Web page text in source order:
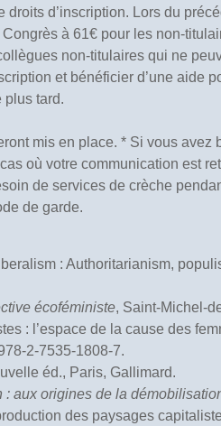
d’inscription. Lors du
à 61€ pour les non-
non-titulaires qui ne
et bénéficier d’une aide
plus tard.
mis en place. * Si vous avez
où votre communication est
de services de crèche
de garde.
: Authoritarianism,
écoféministe, Saint-Michel-
: l’espace de la cause des
2-7535-1808-7.
éd., Paris, Gallimard.
: aux origines de la
des paysages